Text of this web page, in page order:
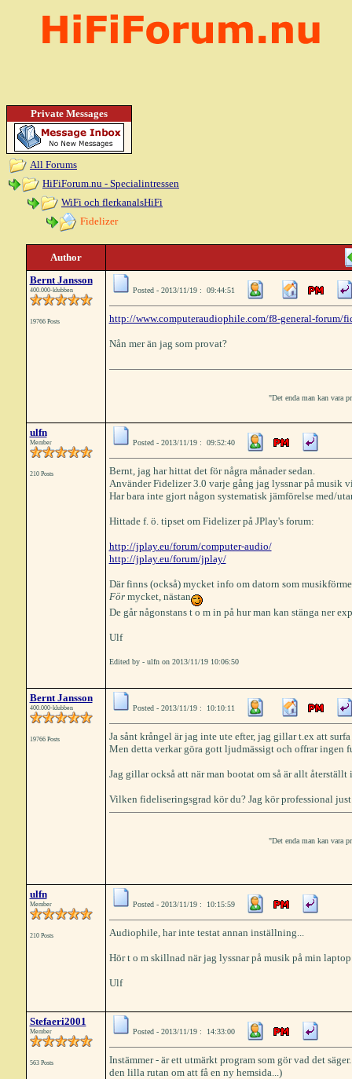
Private Messages
All Forums
HiFiForum.nu - Specialintressen
WiFi och flerkanalsHiFi
Fidelizer
Author
Bernt Jansson
400.000-klubben
19766 Posts
Posted - 2013/11/19 : 09:44:51
http://www.computeraudiophile.com/f8-general-forum/
Nån mer än jag som provat?
"Det enda man kan vara
ulfn
Member
210 Posts
Posted - 2013/11/19 : 09:52:40
Bernt, jag har hittat det för några månader sedan.
Använder Fidelizer 3.0 varje gång jag lyssnar på musik
Har bara inte gjort någon systematisk jämförelse med/
Hittade f. ö. tipset om Fidelizer på JPlay's forum:
http://jplay.eu/forum/computer-audio/
http://jplay.eu/forum/jplay/
Där finns (också) mycket info om datorn som
Förmycket, nästan
De går någonstans t o m in på hur man kan stänga ner
Ulf
Edited by - ulfn on 2013/11/19 10:06:50
Bernt Jansson
400.000-klubben
19766 Posts
Posted - 2013/11/19 : 10:10:11
Ja sånt krångel är jag inte ute efter, jag gillar t.ex att
Men detta verkar göra gott ljudmässigt och offrar ingen
Jag gillar också att när man bootat om så är allt återställt
Vilken fideliseringsgrad kör du? Jag kör professional
"Det enda man kan vara
ulfn
Member
210 Posts
Posted - 2013/11/19 : 10:15:59
Audiophile, har inte testat annan inställning...
Hör t o m skillnad när jag lyssnar på musik på min
Ulf
Stefaeri2001
Member
563 Posts
Posted - 2013/11/19 : 14:33:00
Instämmer - är ett utmärkt program som gör vad det
den lilla rutan om att få en ny hemsida...)